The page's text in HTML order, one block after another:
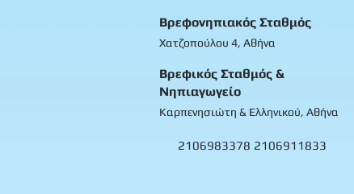
Βρεφονηπιακός Σταθμός
Χατζοπούλου 4, Αθήνα
Βρεφικός Σταθμός &
Νηπιαγωγείο
Καρπενησιώτη & Ελληνικού, Αθήνα
2106983378 2106911833